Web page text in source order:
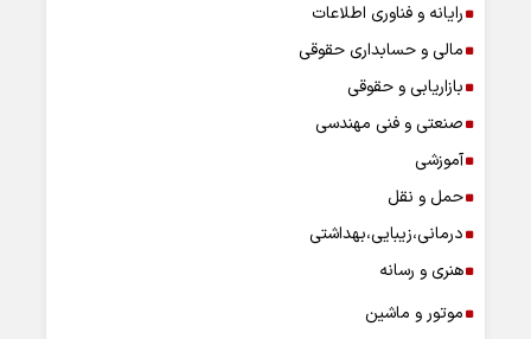
رایانه و فناوری اطلاعات
مالی و حسابداری حقوقی
بازاریابی و حقوقی
صنعتی و فنی مهندسی
آموزشی
حمل و نقل
درمانی،زیبایی،بهداشتی
هنری و رسانه
موتور و ماشین